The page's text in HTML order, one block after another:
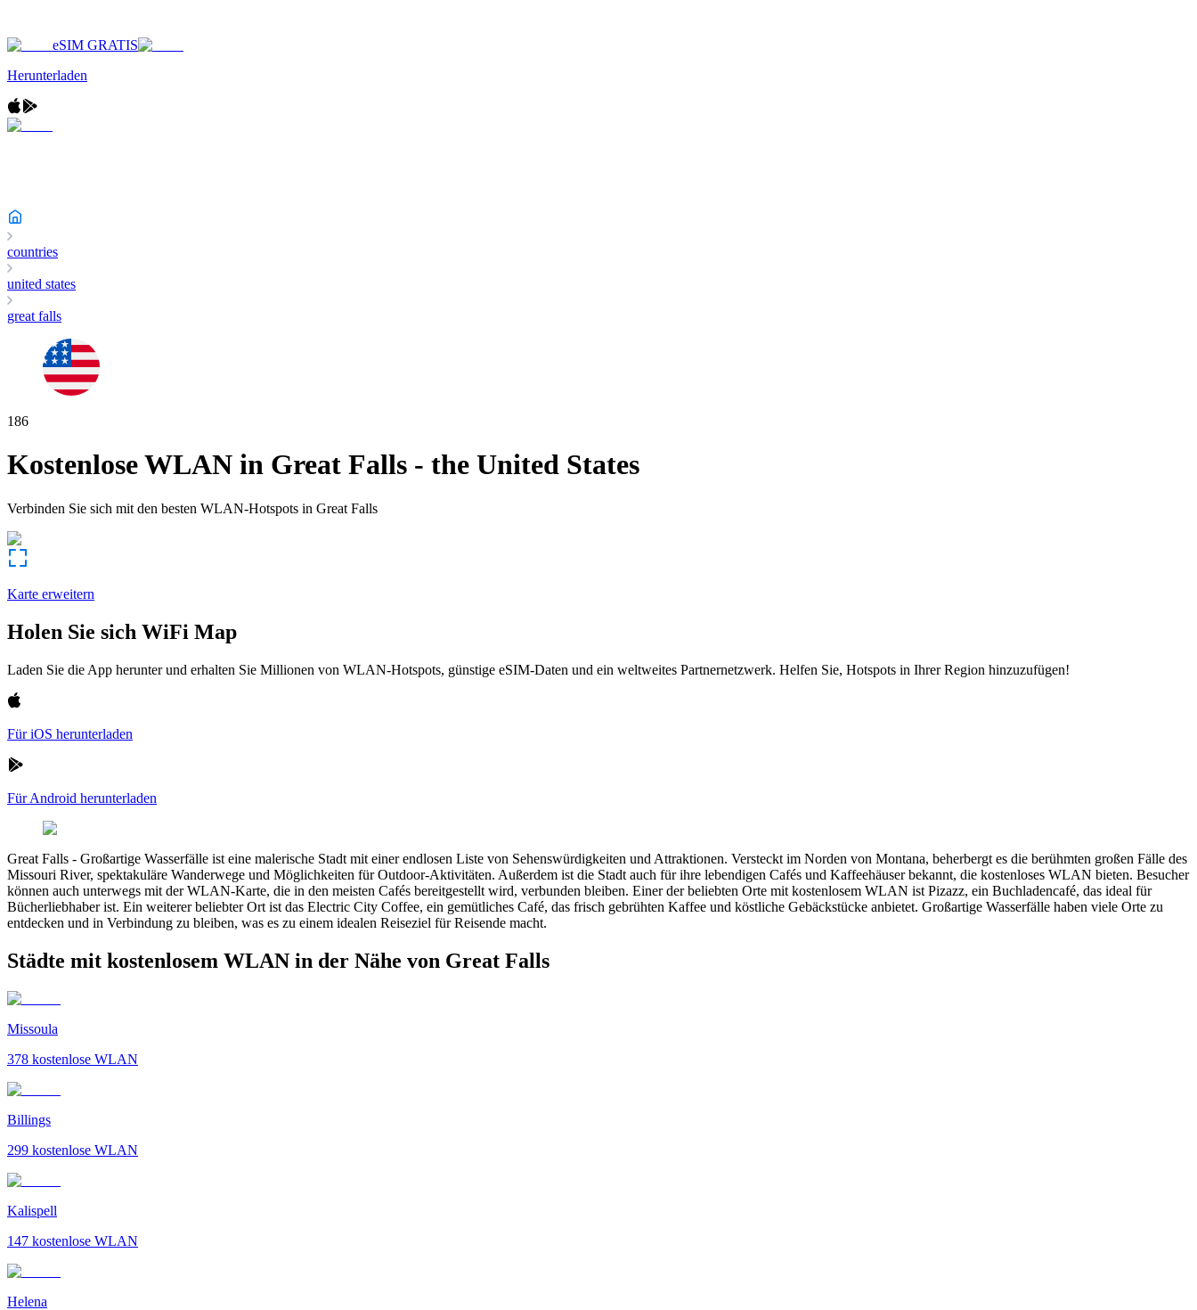
eSIM GRATIS
Herunterladen
countries
united states
great falls
186
Kostenlose WLAN in Great Falls - the United States
Verbinden Sie sich mit den besten WLAN-Hotspots in Great Falls
Karte erweitern
Holen Sie sich WiFi Map
Laden Sie die App herunter und erhalten Sie Millionen von WLAN-Hotspots, günstige eSIM-Daten und ein weltweites Partnernetzwerk. Helfen Sie, Hotspots in Ihrer Region hinzuzufügen!
Für iOS herunterladen
Für Android herunterladen
Great Falls - Großartige Wasserfälle ist eine malerische Stadt mit einer endlosen Liste von Sehenswürdigkeiten und Attraktionen. Versteckt im Norden von Montana, beherbergt es die berühmten großen Fälle des
Missouri River, spektakuläre Wanderwege und Möglichkeiten für Outdoor-Aktivitäten. Außerdem ist die Stadt auch für ihre lebendigen Cafés und Kaffeehäuser bekannt, die kostenloses WLAN bieten. Besucher
können auch unterwegs mit der WLAN-Karte, die in den meisten Cafés bereitgestellt wird, verbunden bleiben. Einer der beliebten Orte mit kostenlosem WLAN ist Pizazz, ein Buchladencafé, das ideal für
Bücherliebhaber ist. Ein weiterer beliebter Ort ist das Electric City Coffee, ein gemütliches Café, das frisch gebrühten Kaffee und köstliche Gebäckstücke anbietet. Großartige Wasserfälle haben viele Orte zu
entdecken und in Verbindung zu bleiben, was es zu einem idealen Reiseziel für Reisende macht.
Städte mit kostenlosem WLAN in der Nähe von Great Falls
Missoula
378 kostenlose WLAN
Billings
299 kostenlose WLAN
Kalispell
147 kostenlose WLAN
Helena